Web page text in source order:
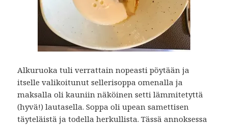
Alkuruoka tuli verrattain nopeasti pöytään ja
itselle valikoitunut sellerisoppa omenalla ja
maksalla oli kauniin näköinen setti lämmitetyttä
(hyvä!) lautasella. Soppa oli upean samettisen
täyteläistä ja todella herkullista. Tässä annoksessa